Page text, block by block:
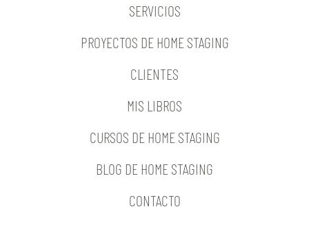
SERVICIOS
PROYECTOS DE HOME STAGING
CLIENTES
MIS LIBROS
CURSOS DE HOME STAGING
BLOG DE HOME STAGING
CONTACTO